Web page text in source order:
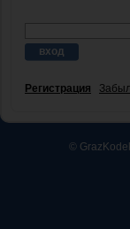
Регистрация
©